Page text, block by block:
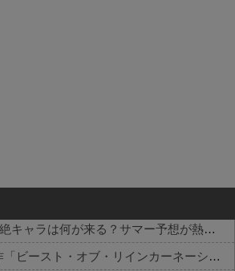
た、切なく温かい恋物語
【期待】α超究極の轟絶キャラは何が来る？サマー予想が熱い 他
【悲報】ゲーフリ新作「ビースト・オブ・リインカーネーション」、老舗レビューサイトからボロクソ言われてしまう 他